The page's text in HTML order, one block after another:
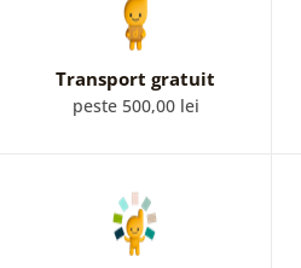
Transport gratuit
peste 500,00 lei